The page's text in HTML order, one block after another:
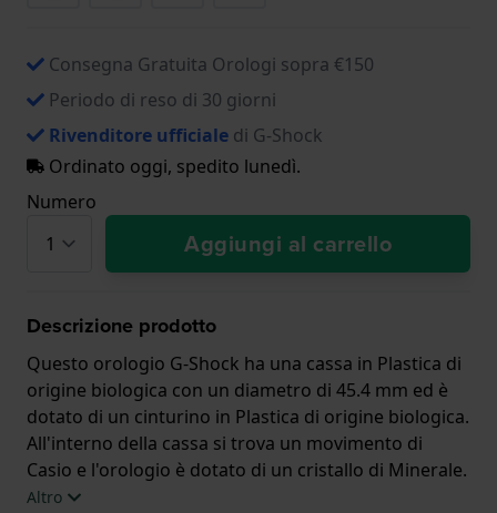
Consegna Gratuita Orologi sopra €150
Periodo di reso di 30 giorni
Rivenditore ufficiale di G-Shock
Ordinato oggi, spedito lunedì.
Numero
Aggiungi al carrello
Descrizione prodotto
Questo orologio G-Shock ha una cassa in Plastica di
origine biologica con un diametro di 45.4 mm ed è
dotato di un cinturino in Plastica di origine biologica.
All'interno della cassa si trova un movimento di
Casio e l'orologio è dotato di un cristallo di Minerale.
Altro